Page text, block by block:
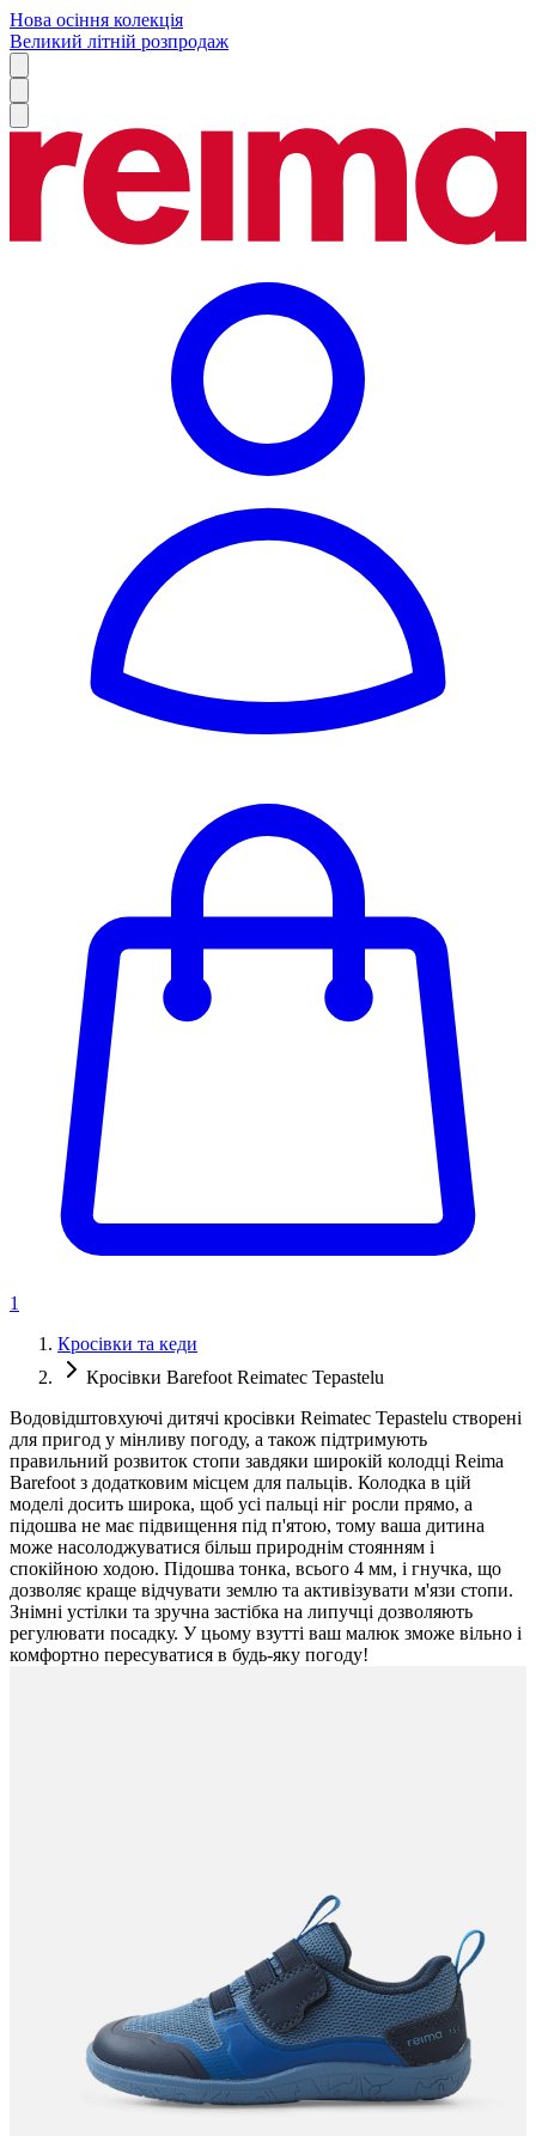
Нова осіння колекція
Великий літній розпродаж
1
Кросівки та кеди
Кросівки Barefoot Reimatec Tepastelu
Водовідштовхуючі дитячі кросівки Reimatec Tepastelu створені
для пригод у мінливу погоду, а також підтримують
правильний розвиток стопи завдяки широкій колодці Reima
Barefoot з додатковим місцем для пальців. Колодка в цій
моделі досить широка, щоб усі пальці ніг росли прямо, а
підошва не має підвищення під п'ятою, тому ваша дитина
може насолоджуватися більш природнім стоянням і
спокійною ходою. Підошва тонка, всього 4 мм, і гнучка, що
дозволяє краще відчувати землю та активізувати м'язи стопи.
Знімні устілки та зручна застібка на липучці дозволяють
регулювати посадку. У цьому взутті ваш малюк зможе вільно і
комфортно пересуватися в будь-яку погоду!